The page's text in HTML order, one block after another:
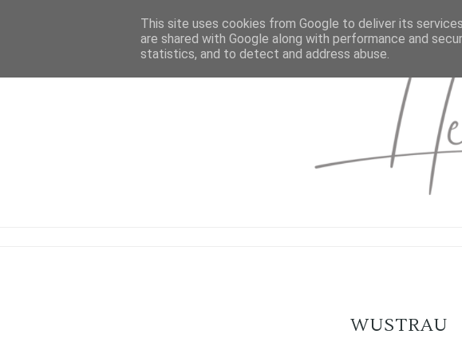
WUSTRAU
This site uses cookies from Google to deliver its
are shared with Google along with performance and
statistics, and to detect and address abuse.